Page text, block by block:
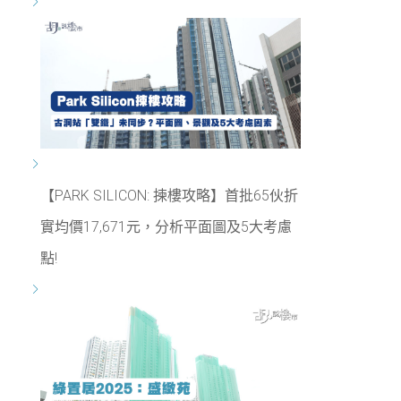
【PARK SILICON: 揀樓攻略】首批65伙折
實均價17,671元，分析平面圖及5大考慮
點!